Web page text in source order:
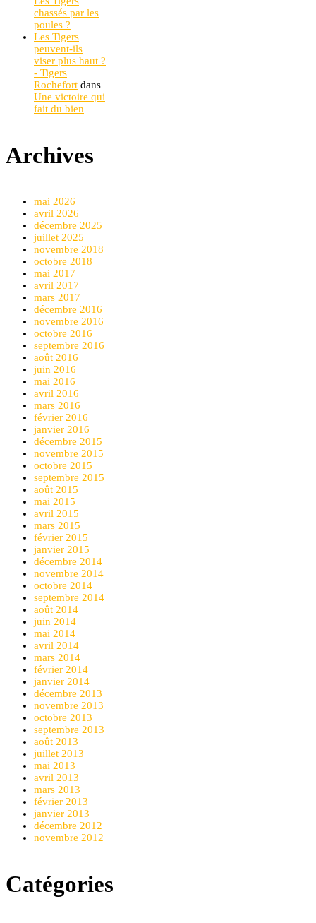
chassés par les
poules ?
Les Tigers
peuvent-ils
viser plus haut ?
- Tigers
Rochefort dans
Une victoire qui
fait du bien
Archives
mai 2026
avril 2026
décembre 2025
juillet 2025
novembre 2018
octobre 2018
mai 2017
avril 2017
mars 2017
décembre 2016
novembre 2016
octobre 2016
septembre 2016
août 2016
juin 2016
mai 2016
avril 2016
mars 2016
février 2016
janvier 2016
décembre 2015
novembre 2015
octobre 2015
septembre 2015
août 2015
mai 2015
avril 2015
mars 2015
février 2015
janvier 2015
décembre 2014
novembre 2014
octobre 2014
septembre 2014
août 2014
juin 2014
mai 2014
avril 2014
mars 2014
février 2014
janvier 2014
décembre 2013
novembre 2013
octobre 2013
septembre 2013
août 2013
juillet 2013
mai 2013
avril 2013
mars 2013
février 2013
janvier 2013
décembre 2012
novembre 2012
Catégories